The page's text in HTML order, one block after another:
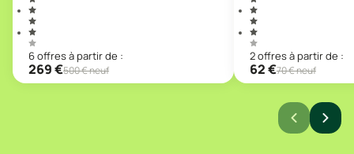
6offresà partir de :
269€500€ neuf
2offresà partir de :
62€70€ neuf